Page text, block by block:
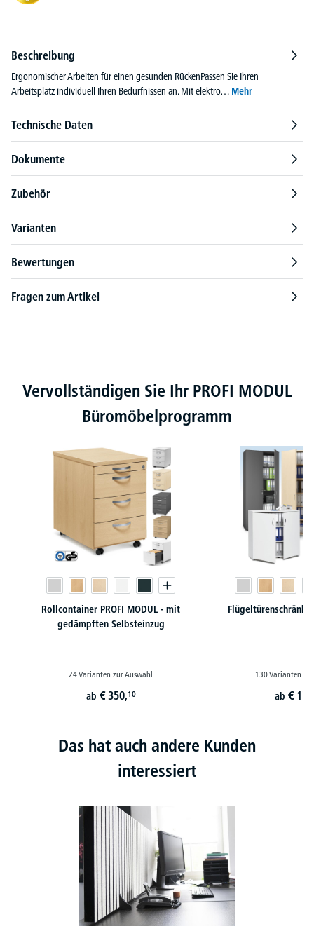
Beschreibung
Ergonomischer Arbeiten für einen gesunden RückenPassen Sie Ihren
Arbeitsplatz individuell Ihren Bedürfnissen an. Mit elektro… Mehr
Technische Daten
Dokumente
Zubehör
Varianten
Bewertungen
Fragen zum Artikel
Produktgalerie überspringen
Vervollständigen Sie Ihr PROFI MODUL
Büromöbelprogramm
Rollcontainer PROFI MODUL - mit
gedämpften Selbsteinzug
24 Varianten zur Auswahl
ab € 350,10
Flügeltürenschränke
130 Varianten
ab €
Das hat auch andere Kunden
interessiert